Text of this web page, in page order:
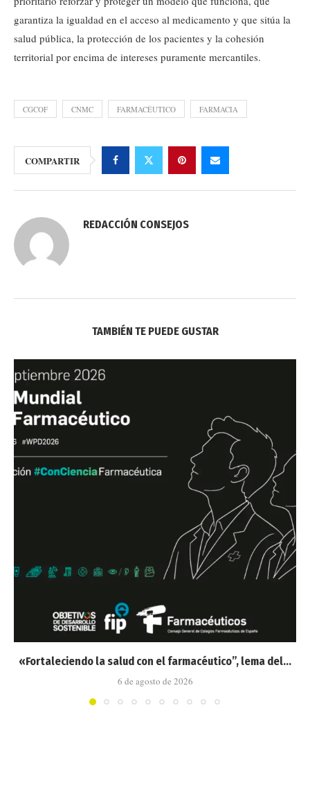
garantiza la igualdad en el acceso al medicamento y que sitúa la
salud pública, la protección de los pacientes y la cohesión
territorial por encima de intereses puramente mercantiles.
CGCOF CNMC FARMACÉUTICO FARMACIA
COMPARTIR
REDACCIÓN CONSEJOS
TAMBIÉN TE PUEDE GUSTAR
«Fortaleciendo la salud con el farmacéutico”, lema del...
6 de agosto de 2026